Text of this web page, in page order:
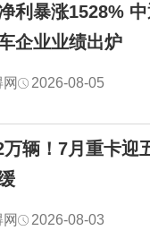
利暴涨1528%
企业业绩出炉
2026-08-05
万辆！7月重卡迎
2026-08-03